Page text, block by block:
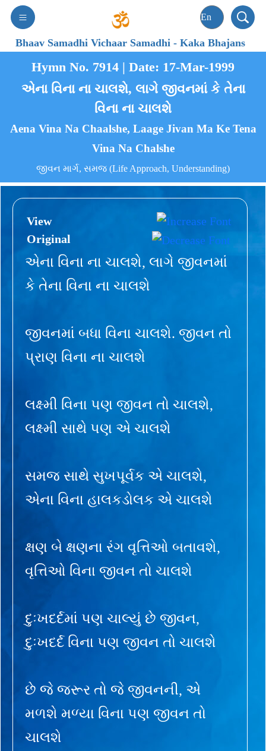
Bhaav Samadhi Vichaar Samadhi-Kaka Bhajans
Hymn No. 7914 | Date: 17-Mar-1999
એના વિના ના ચાલશે, લાગે જીવનમાં કે તેના
વિના ના ચાલશે
Aena Vina Na Chaalshe, Laage Jivan Ma Ke Tena
Vina Na Chalshe
જીવન માર્ગ, સમજ (Life Approach, Understanding)
View
Original
એના વિના ના ચાલશે, લાગે જીવનમાં
કે તેના વિના ના ચાલશે
જીવનમાં બધા વિના ચાલશે. જીવન તો
પ્રાણ વિના ના ચાલશે
લક્ષ્મી વિના પણ જીવન તો ચાલશે,
લક્ષ્મી સાથે પણ એ ચાલશે
સમજ સાથે સુખપૂર્વક એ ચાલશે,
એના વિના હાલકડોલક એ ચાલશે
ક્ષણ બે ક્ષણના રંગ વૃત્તિઓ બતાવશે,
વૃત્તિઓ વિના જીવન તો ચાલશે
દુઃખદર્દમાં પણ ચાલ્યું છે જીવન,
દુઃખદર્દ વિના પણ જીવન તો ચાલશે
છે જે જરૂર તો જે જીવનની, એ
મળશે મળ્યા વિના પણ જીવન તો
ચાલશે